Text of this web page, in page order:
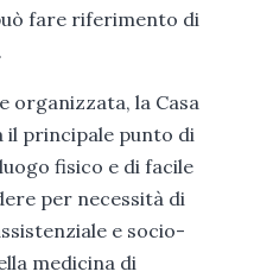
fare riferimento di
organizzata, la Casa
il principale punto di
fisico e di facile
per necessità di
e socio-
medicina di